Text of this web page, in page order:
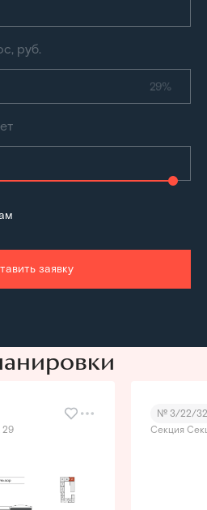
руб.
29%
заявку
29
№ 3/22/
Секция